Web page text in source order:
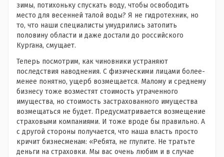
зимы, потихоньку спускать воду, чтобы освободить
место для весенней талой воды? Я не гидротехник, но
то, что наши специалисты умудрились затопить
половину области и даже достали до российского
Кургана, смущает.
Теперь посмотрим, как чиновники устраняют
последствия наводнения. С физическими лицами более-
менее понятно, ущерб возмещается. Малому и среднему
бизнесу тоже возместят стоимость утраченного
имущества, но стоимость застрахованного имущества
возмещаться не будет. Предусматривается возмещение
страховыми компаниями. И тоже вроде бы правильно. А
с другой стороны получается, что наша власть просто
кричит бизнесменам: «Ребята, не глупите. Не тратьте
деньги на страховки. Мы вас очень любим и в случае